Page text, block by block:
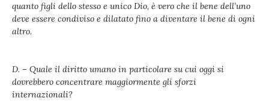
quanto figli dello stesso e unico Dio, è vero che il bene dell’uno
deve essere condiviso e dilatato fino a diventare il bene di ogni
altro.
D. – Quale il diritto umano in particolare su cui oggi si
dovrebbero concentrare maggiormente gli sforzi
internazionali?